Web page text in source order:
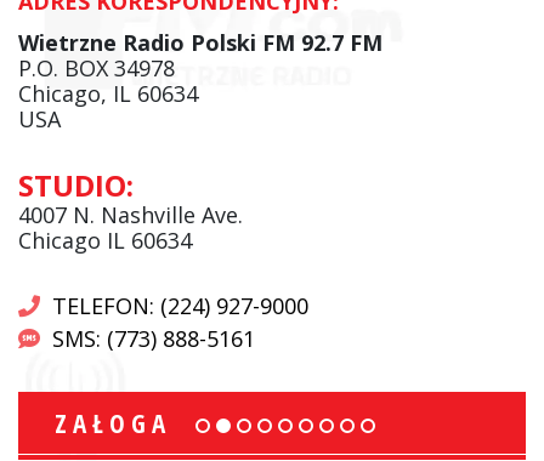
Wietrzne Radio Polski FM 92.7 FM
P.O. BOX 34978
Chicago, IL 60634
USA
STUDIO:
4007 N. Nashville Ave.
Chicago IL 60634
TELEFON: (224) 927-9000
SMS: (773) 888-5161
ZAŁOGA